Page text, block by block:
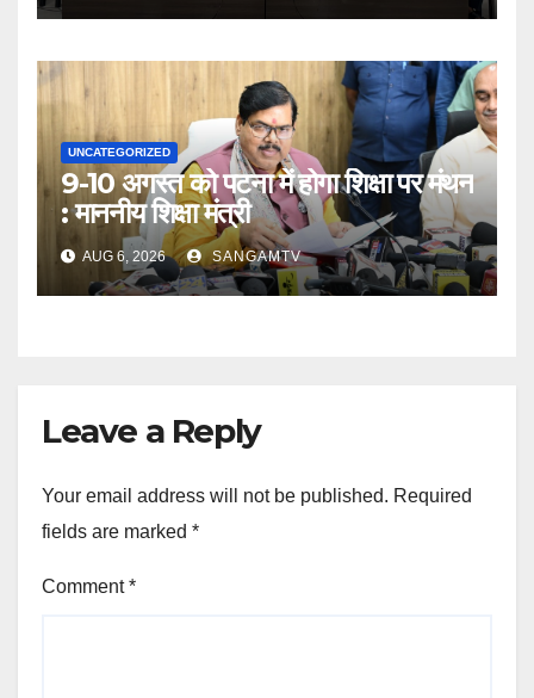
UNCATEGORIZED
9-10 अगस्त को पटना में होगा शिक्षा पर मंथन
: माननीय शिक्षा मंत्री
AUG 6, 2026 SANGAMTV
Leave a Reply
Your email address will not be published. Required
fields are marked *
Comment*